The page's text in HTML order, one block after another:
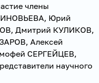
члены
Юрий
Дмитрий КУЛИКОВ,
Алексей
СЕРГЕЙЦЕВ,
научного